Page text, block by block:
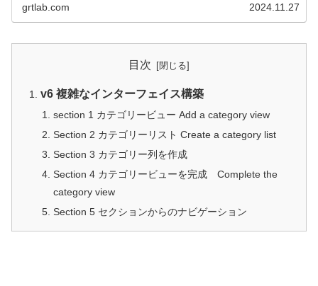
grtlab.com 2024.11.27
目次
v6 複雑なインターフェイス構築
section 1 カテゴリービュー Add a category view
Section 2 カテゴリーリスト Create a category list
Section 3 カテゴリー列を作成
Section 4 カテゴリービューを完成 Complete the
category view
Section 5 セクションからのナビゲーション